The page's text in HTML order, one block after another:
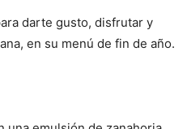
darte gusto, disfrutar y
en su menú de fin de año.